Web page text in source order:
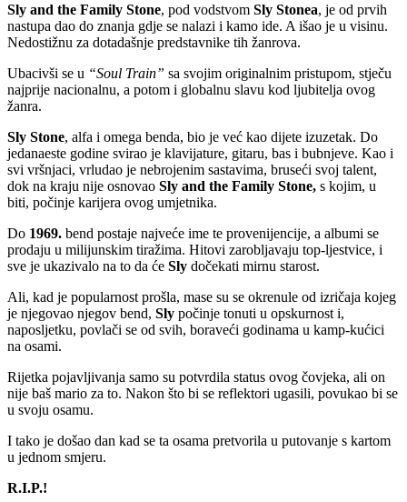
Sly and the Family Stone, pod vodstvom Sly Stonea, je od prvih
nastupa dao do znanja gdje se nalazi i kamo ide. A išao je u visinu.
Nedostižnu za dotadašnje predstavnike tih žanrova.
Ubacivši se u “Soul Train” sa svojim originalnim pristupom, stječu
najprije nacionalnu, a potom i globalnu slavu kod ljubitelja ovog
žanra.
Sly Stone, alfa i omega benda, bio je već kao dijete izuzetak. Do
jedanaeste godine svirao je klavijature, gitaru, bas i bubnjeve. Kao i
svi vršnjaci, vrludao je nebrojenim sastavima, bruseći svoj talent,
dok na kraju nije osnovao Sly and the Family Stone, s kojim, u
biti, počinje karijera ovog umjetnika.
Do 1969. bend postaje najveće ime te provenijencije, a albumi se
prodaju u milijunskim tiražima. Hitovi zarobljavaju top-ljestvice, i
sve je ukazivalo na to da će Sly dočekati mirnu starost.
Ali, kad je popularnost prošla, mase su se okrenule od izričaja kojeg
je njegovao njegov bend, Sly počinje tonuti u opskurnost i,
naposljetku, povlači se od svih, boraveći godinama u kamp-kućici
na osami.
Rijetka pojavljivanja samo su potvrdila status ovog čovjeka, ali on
nije baš mario za to. Nakon što bi se reflektori ugasili, povukao bi se
u svoju osamu.
I tako je došao dan kad se ta osama pretvorila u putovanje s kartom
u jednom smjeru.
R.I.P.!